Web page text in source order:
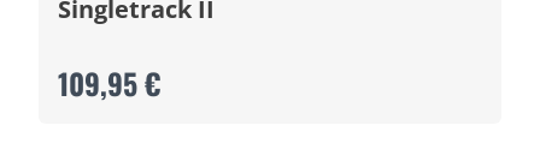
Singletrack II
109,95 €